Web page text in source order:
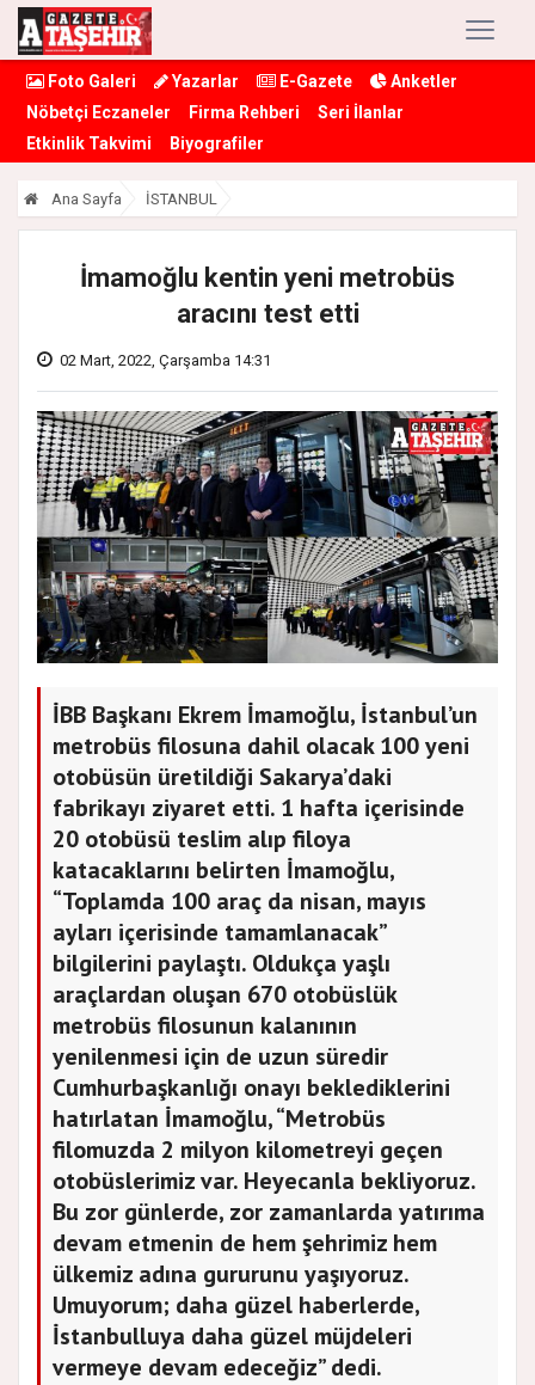
Foto Galeri Yazarlar E-Gazete
Anketler
Nöbetçi Eczaneler
Firma Rehberi
Seri İlanlar
Etkinlik Takvimi
Biyografiler
Ana Sayfa İSTANBUL
İmamoğlu kentin yeni metrobüs
aracını test etti
02 Mart, 2022, Çarşamba 14:31
İBB Başkanı Ekrem İmamoğlu, İstanbul’un
metrobüs filosuna dahil olacak 100 yeni
otobüsün üretildiği Sakarya’daki
fabrikayı ziyaret etti. 1 hafta içerisinde
20 otobüsü teslim alıp filoya
katacaklarını belirten İmamoğlu,
“Toplamda 100 araç da nisan, mayıs
ayları içerisinde tamamlanacak”
bilgilerini paylaştı. Oldukça yaşlı
araçlardan oluşan 670 otobüslük
metrobüs filosunun kalanının
yenilenmesi için de uzun süredir
Cumhurbaşkanlığı onayı beklediklerini
hatırlatan İmamoğlu, “Metrobüs
filomuzda 2 milyon kilometreyi geçen
otobüslerimiz var. Heyecanla bekliyoruz.
Bu zor günlerde, zor zamanlarda yatırıma
devam etmenin de hem şehrimiz hem
ülkemiz adına gururunu yaşıyoruz.
Umuyorum; daha güzel haberlerde,
İstanbulluya daha güzel müjdeleri
vermeye devam edeceğiz” dedi.